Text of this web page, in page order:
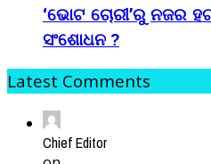
‘ଭୋଟ ଚୋରୀ’ରୁ ନଜର
ସଂଶୋଧନ ?
Latest Comments
Chief Editor